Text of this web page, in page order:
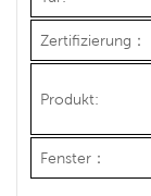
Zertifizierung ：
Produkt:
Fenster ：